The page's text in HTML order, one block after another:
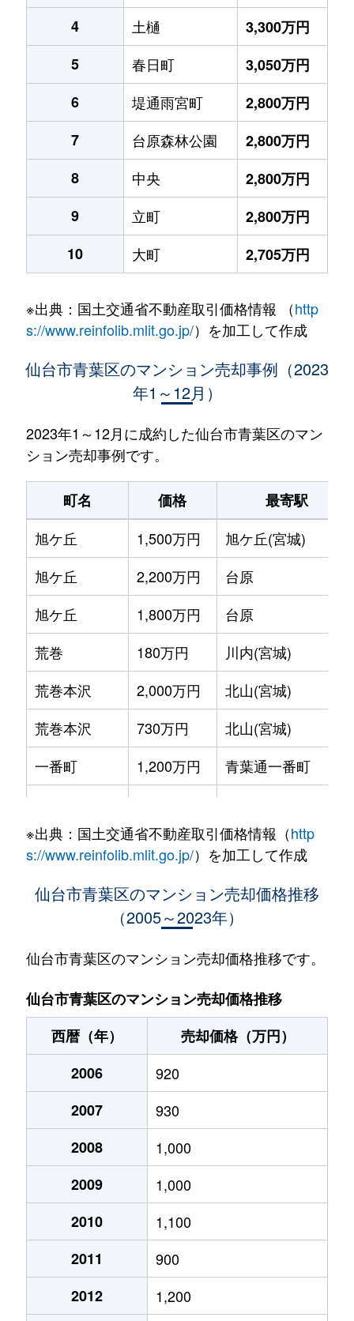
4
土樋
3,300万円
5
春日町
3,050万円
6
堤通雨宮町
2,800万円
7
台原森林公園
2,800万円
8
中央
2,800万円
9
立町
2,800万円
10
大町 2,705万円
※出典：国土交通省不動産取引価格情報 （http
s://www.reinfolib.mlit.go.jp/）を加工して作成
仙台市青葉区のマンション売却事例（2023
年1～12月）
2023年1～12月に成約した仙台市青葉区のマン
ション売却事例です。
町名 価格
最寄駅
旭ケ丘
1,500万円
旭ケ丘(宮城)
旭ケ丘
2,200万円
台原
旭ケ丘
1,800万円
台原
荒巻
180万円
川内(宮城)
荒巻本沢
2,000万円
北山(宮城)
荒巻本沢
730万円
北山(宮城)
一番町
1,200万円
青葉通一番町
一番町
5,400万円
青葉通一番町
4,200万円
青葉通一番町
一番町
5,000万円
青葉通一番町
一番町
98,000万円
青葉通一番町
一番町
450万円
青葉通一番町
一番町
4,000万円
一番町
1,200万円
1,500万円
2,000万円
3,100万円
1,100万円
540万円
※出典：国土交通省不動産取引価格情報（http
s://www.reinfolib.mlit.go.jp/）を加工して作成
仙台市青葉区のマンション売却価格推移
（2005～2023年）
仙台市青葉区のマンション売却価格推移です。
仙台市青葉区のマンション売却価格推移
西暦（年）
売却価格（万円）
2006
920
2007
930
2008
1,000
2009
1,000
2010
1,100
2011
900
2012
1,200